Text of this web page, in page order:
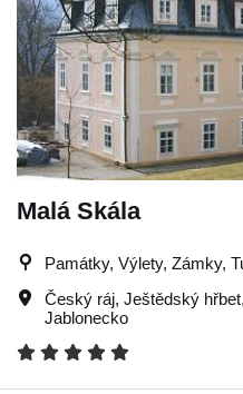
Malá Skála
Památky, Výlety, Zámky,
Český ráj, Ještědský hřbet,
Jablonecko